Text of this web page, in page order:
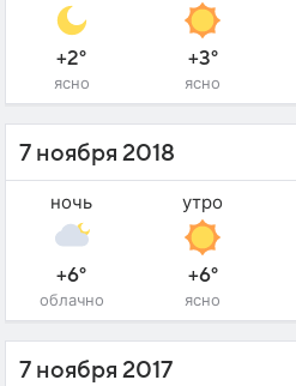
+2°
ясно
+3°
ясно
7 ноября 2018
ночь
+6°
облачно
утро
+6°
ясно
7 ноября 2017